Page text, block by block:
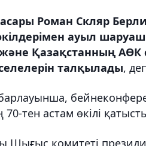
Роман Скляр
ауыл
Қазақстанның АӨК
талқылады,
тен астам өкілі
Шығыс комитеті